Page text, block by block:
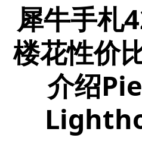
犀牛手札
楼花性价
介绍